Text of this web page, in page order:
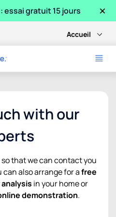
essai gratuit 15 jours ×
Accueil
with our
that we can contact you
can also arrange for afree
in your home or
demonstration.